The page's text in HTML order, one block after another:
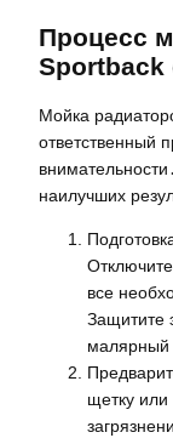
Процесс
Sportback
Мойка
ответственный
наилучших
все
Защитите
малярный
щетку или